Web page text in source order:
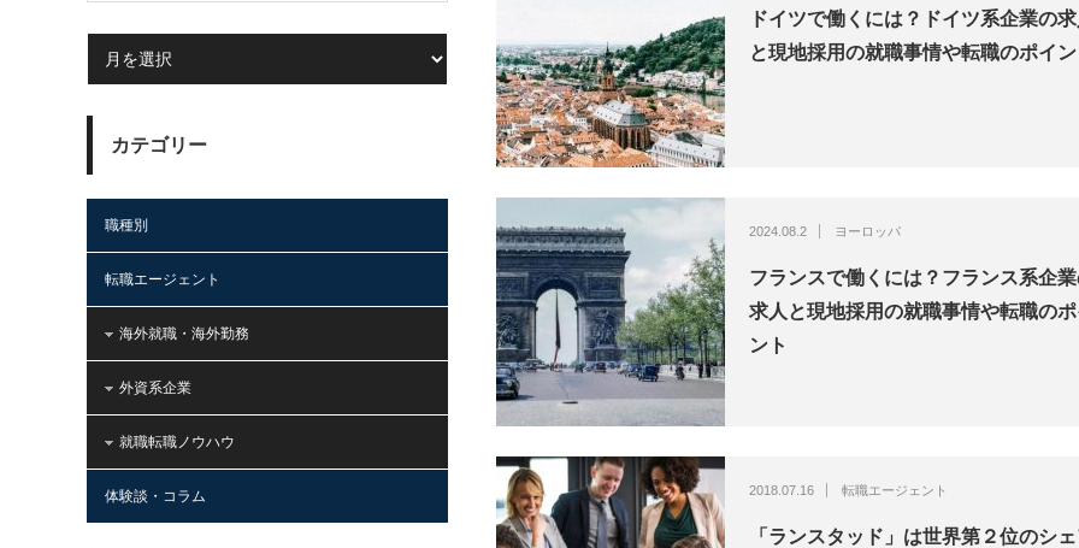
ドイツで働くには？ドイツ系企業の求
と現地採用の就職事情や転職のポイン
2024.08.2 ヨーロッパ
フランスで働くには？フランス系企
求人と現地採用の就職事情や転職のポ
ント
2018.07.16 転職エージェント
「ランスタッド」は世界第２位のシ
カテゴリー
職種別
転職エージェント
海外就職・海外勤務
外資系企業
就職転職ノウハウ
体験談・コラム